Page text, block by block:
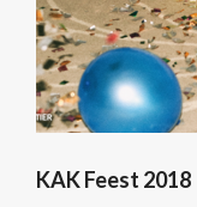
KAK Feest 2018